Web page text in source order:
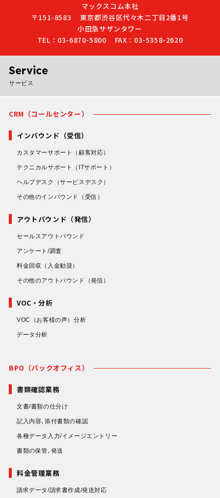
マックスコム本社
〒151-8583
東京都渋谷区代々木二丁目2番1号
小田急サザンタワー
TEL：03-6870-5800
FAX：03-5358-2620
Service
サービス
CRM（コールセンター）
インバウンド（受信）
カスタマーサポート （顧客対応）
テクニカルサポート （ITサポート）
ヘルプデスク （サービスデスク）
その他のインバウンド （受信）
アウトバウンド（発信）
セールスアウトバウンド
アンケート/調査
料金回収 （入金勧奨）
その他のアウトバウンド （発信）
VOC・分析
VOC（お客様の声）分析
データ分析
BPO（バックオフィス）
書類確認業務
文書/書類の仕分け
記入内容､添付書類の確認
各種データ入力/イメージエントリー
書類の保管､発送
料金管理業務
請求データ/請求書作成/発送対応